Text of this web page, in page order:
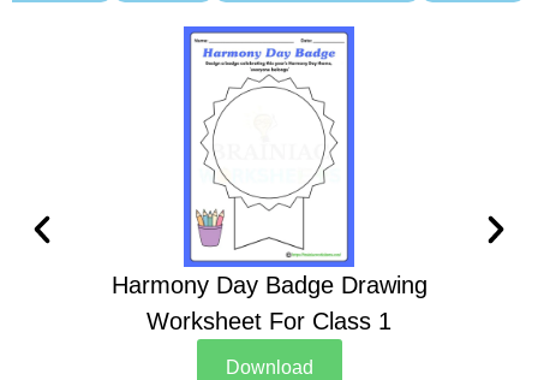
Harmony Day Badge Drawing
Worksheet For Class 1
Download